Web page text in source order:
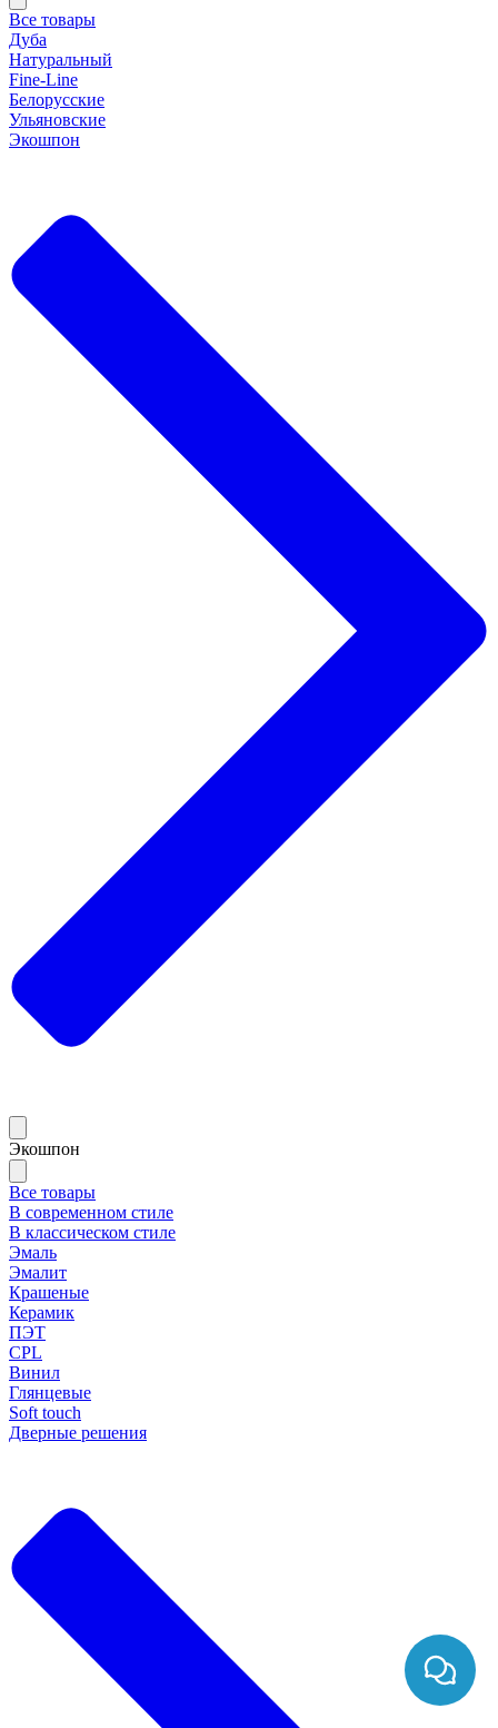
Все товары
Дуба
Натуральный
Fine-Line
Белорусские
Ульяновские
Экошпон
Экошпон
Все товары
В современном стиле
В классическом стиле
Эмаль
Эмалит
Крашеные
Керамик
ПЭТ
CPL
Винил
Глянцевые
Soft touch
Дверные решения